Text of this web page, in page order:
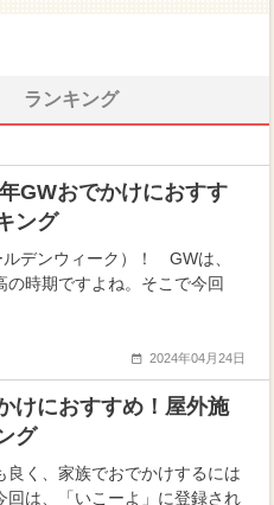
ランキング
GWおでかけにおすす
ング
デンウィーク）！ GWは、
時期ですよね。そこで今回
2024年04月24日
けにおすすめ！屋外施
グ
く、家族でおでかけするには
は、「いこーよ」に登録され